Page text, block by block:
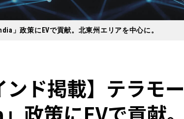
」政策にEVで貢献。北東州エリアを中心に。
ド掲載】テラモ